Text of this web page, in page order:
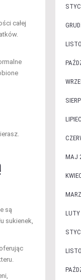
całej
są
sukienek,
MAJ
LUTY